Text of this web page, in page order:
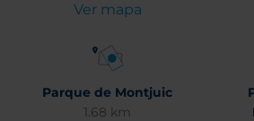
Ver mapa
Parque de Montjuic
1.68 km